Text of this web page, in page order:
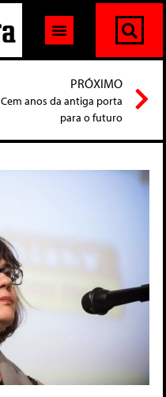
PRÓXIMO
Cem anos da antiga porta
para o futuro